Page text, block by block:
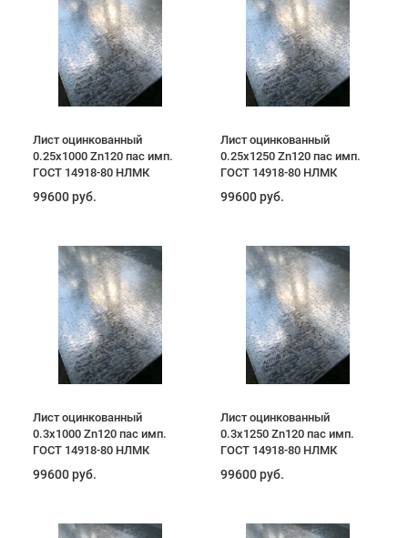
Лист оцинкованный
0.25х1000 Zn120 пас имп.
ГОСТ 14918-80 НЛМК
99600 руб.
Лист оцинкованный
0.25х1250 Zn120 пас имп.
ГОСТ 14918-80 НЛМК
99600 руб.
Лист оцинкованный
0.3х1000 Zn120 пас имп.
ГОСТ 14918-80 НЛМК
99600 руб.
Лист оцинкованный
0.3х1250 Zn120 пас имп.
ГОСТ 14918-80 НЛМК
99600 руб.